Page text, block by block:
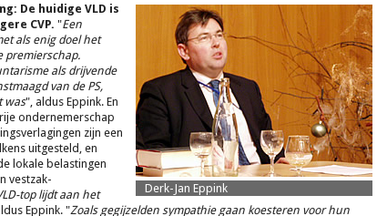
Derk-Jan Eppink
De huidige VLD is
CVP. "Een
als enig doel het
premierschap.
als drijvende
van de PS,
was", aldus Eppink. En
ondernemerschap
zijn een
uitgesteld, en
lokale belastingen
vestzak-
top lijdt aan het
Eppink. "Zoals gegijzelden sympathie gaan koesteren voor hun